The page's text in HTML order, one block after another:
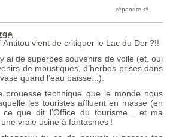
répondre ︎⏎
Antitou vient de critiquer le Lac du Der ?!!
ai de superbes souvenirs de voile (et, oui
de moustiques, d’herbes prises dans
quand l’eau baisse...).
prouesse technique que le monde nous
les touristes affluent en masse (en
ce que dit l’Office du tourisme... et ma
vraie usine à fantasmes !